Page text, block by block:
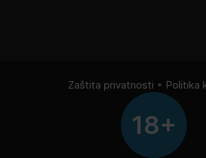
Zaštita privatnosti • Politika
18+